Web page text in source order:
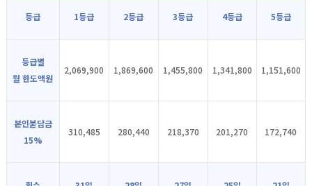
등급 1등급 2등급 3등급 4등급 5등급
등급별
월 한도액원
2,069,900 1,869,600 1,455,800 1,341,800 1,151,600
본인붇담금
15%
310,485 280,440 218,370 201,270 172,740